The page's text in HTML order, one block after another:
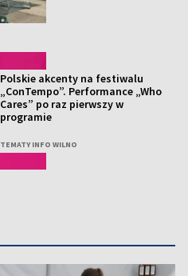
Polskie akcenty na festiwalu
„ConTempo”. Performance „Who
Cares” po raz pierwszy w
programie
TEMATY INFO WILNO